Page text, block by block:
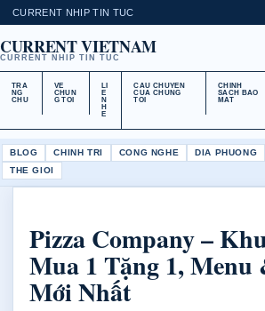
CURRENT NHIP TIN TUC
CURRENT VIETNAM
CURRENT NHIP TIN TUC
TRA
NG
CHU
VE
CHUN
G TOI
LI
E
N
H
E
CAU CHUYEN
CUA CHUNG
TOI
CHINH
SACH BAO
MAT
BLOG CHINH TRI CONG NGHE DIA PHUONG
THE GIOI
Pizza Company –
Mua 1 Tặng 1, Menu
Mới Nhất